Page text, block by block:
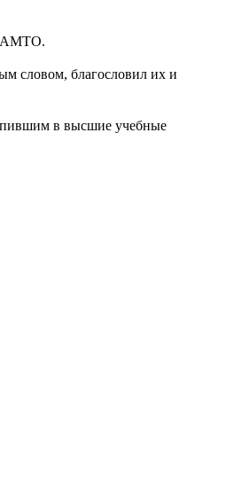
ВАМТО.
словом, благословил их и
в высшие учебные